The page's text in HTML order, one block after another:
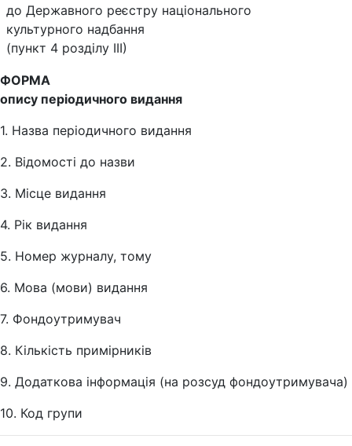
до Державного реєстру національного
культурного надбання
(пункт 4 розділу ІІІ)
ФОРМА
опису періодичного видання
1. Назва періодичного видання
2. Відомості до назви
3. Місце видання
4. Рік видання
5. Номер журналу, тому
6. Мова (мови) видання
7. Фондоутримувач
8. Кількість примірників
9. Додаткова інформація (на розсуд фондоутримувача)
10. Код групи